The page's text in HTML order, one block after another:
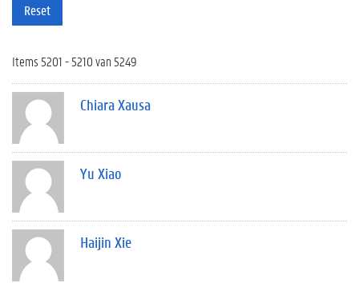
Reset
Items 5201 - 5210 van 5249
Chiara Xausa
Yu Xiao
Haijin Xie